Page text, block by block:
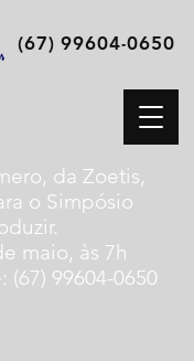
(67) 99604-0650
da Zoetis,
o Simpósio
maio, às 7h
(67) 99604-0650